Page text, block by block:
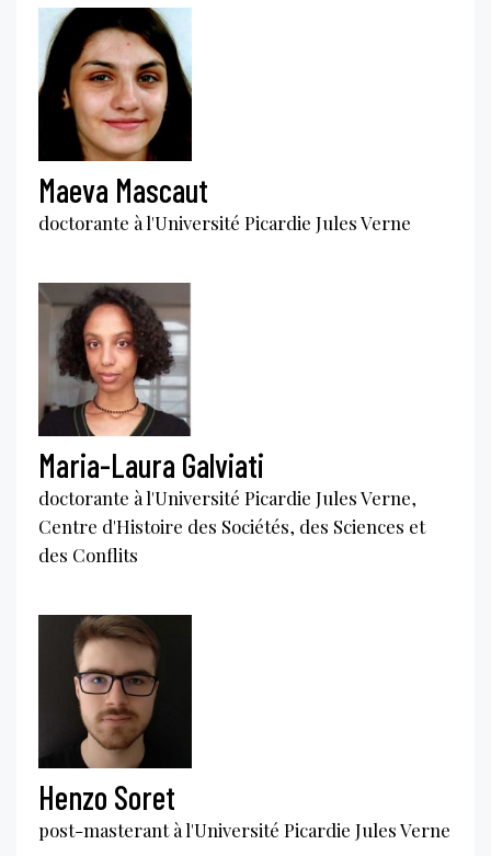
Maeva Mascaut
doctorante à l'Université Picardie Jules Verne
Maria-Laura Galviati
doctorante à l'Université Picardie Jules Verne,
Centre d'Histoire des Sociétés, des Sciences et
des Conflits
Henzo Soret
post-masterant à l'Université Picardie Jules Verne